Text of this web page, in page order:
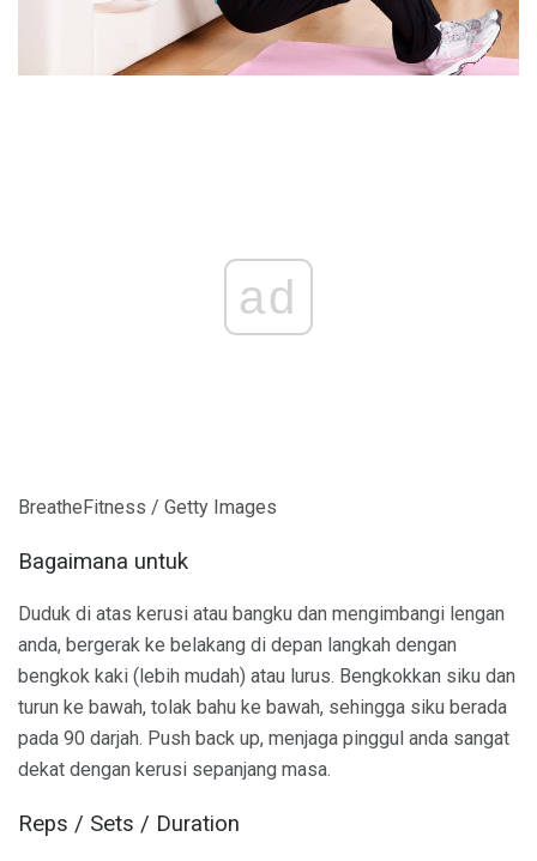
ad
BreatheFitness / Getty Images
Bagaimana untuk
Duduk di atas kerusi atau bangku dan mengimbangi lengan
anda, bergerak ke belakang di depan langkah dengan
bengkok kaki (lebih mudah) atau lurus. Bengkokkan siku dan
turun ke bawah, tolak bahu ke bawah, sehingga siku berada
pada 90 darjah. Push back up, menjaga pinggul anda sangat
dekat dengan kerusi sepanjang masa.
Reps / Sets / Duration